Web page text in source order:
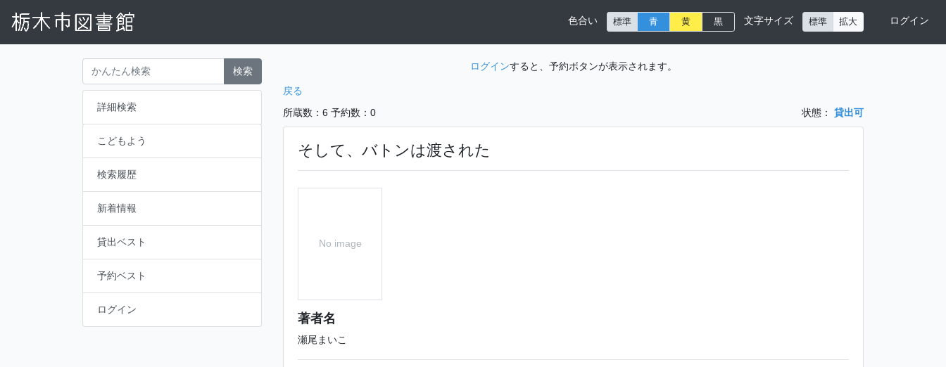
色合い 標準 青 黄 黒 文字サイズ 標準 拡大 ログイン
検索
詳細検索
こどもよう
検索履歴
新着情報
貸出ベスト
予約ベスト
ログイン
ログインすると、予約ボタンが表示されます。
戻る
所蔵数：6 予約数：0 状態： 貸出可
そして、バトンは渡された
No image
著者名
瀬尾まいこ